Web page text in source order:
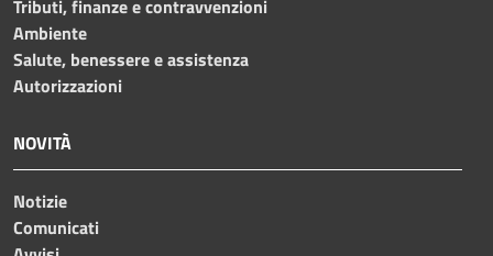
Tributi, finanze e contravvenzioni
Ambiente
Salute, benessere e assistenza
Autorizzazioni
NOVITÀ
Notizie
Comunicati